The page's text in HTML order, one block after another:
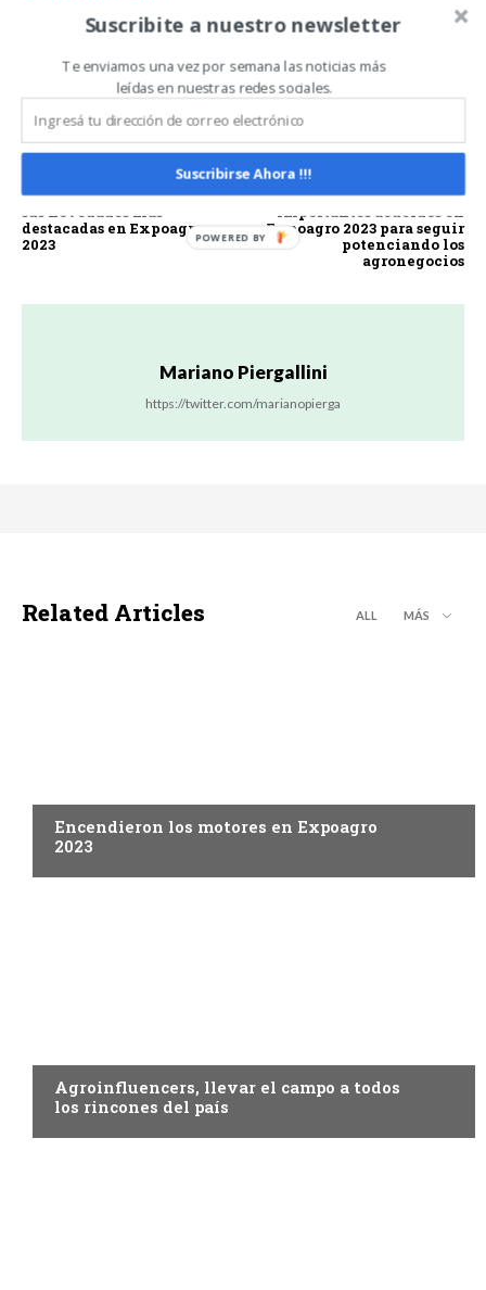
EXPOAGRO 2023 EDICIÓN YPF AGRO
TRACTORES
Massey Ferguson exhibió
sus novedades más
destacadas en Expoagro
2023
Agrotoken concretó
importantes acuerdos en
Expoagro 2023 para seguir
potenciando los
agronegocios
Mariano Piergallini
https://twitter.com/marianopierga
Related Articles ALL MÁS
Encendieron los motores en Expoagro
2023
Agroinfluencers, llevar el campo a todos
los rincones del país
Suscribite a nuestro newsletter
Te enviamos una vez por semana las noticias más
leídas en nuestras redes sociales.
Suscribirse Ahora !!!